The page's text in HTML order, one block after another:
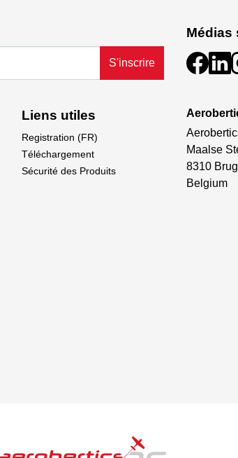
S'inscrire
Médias
Liens utiles
Registration (FR)
Téléchargement
Sécurité des Produits
Maalse
8310
Belgium